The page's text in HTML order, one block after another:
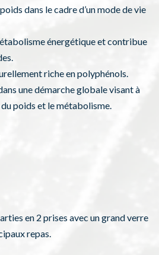
dans le cadre d’un mode de vie
énergétique et contribue
riche en polyphénols.
une démarche globale visant à
poids et le métabolisme.
en 2 prises avec un grand verre
repas.